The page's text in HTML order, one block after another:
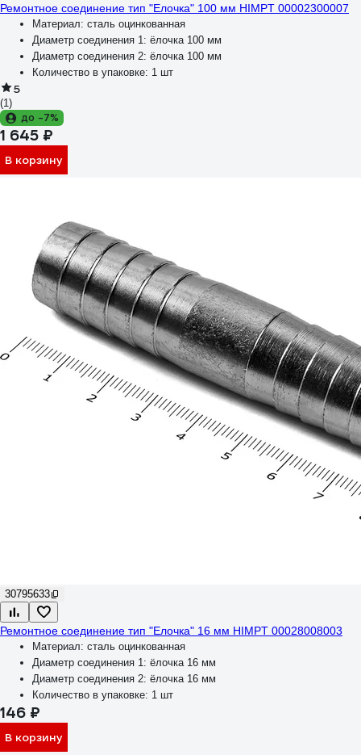
Ремонтное соединение тип "Елочка" 100 мм HIMPT 00002300007
Материал: сталь оцинкованная
Диаметр соединения 1: ёлочка 100 мм
Диаметр соединения 2: ёлочка 100 мм
Количество в упаковке: 1 шт
5
(1)
до -7%
1 645 ₽
В корзину
30795633
Ремонтное соединение тип "Елочка" 16 мм HIMPT 00028008003
Материал: сталь оцинкованная
Диаметр соединения 1: ёлочка 16 мм
Диаметр соединения 2: ёлочка 16 мм
Количество в упаковке: 1 шт
146 ₽
В корзину